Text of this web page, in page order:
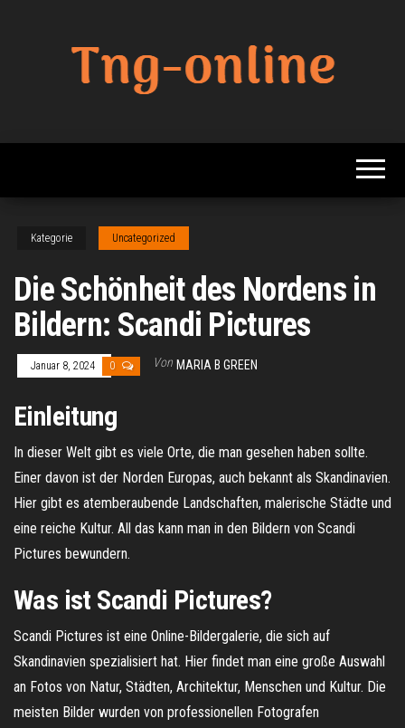
Online
Kategorie Uncategorized
Die Schönheit des Nordens in
Bildern: Scandi Pictures
Januar 8, 2024 0 Von MARIA B GREEN
Einleitung
In dieser Welt gibt es viele Orte, die man gesehen haben sollte.
Einer davon ist der Norden Europas, auch bekannt als Skandinavien.
Hier gibt es atemberaubende Landschaften, malerische Städte und
eine reiche Kultur. All das kann man in den Bildern von Scandi
Pictures bewundern.
Was ist Scandi Pictures?
Scandi Pictures ist eine Online-Bildergalerie, die sich auf
Skandinavien spezialisiert hat. Hier findet man eine große Auswahl
an Fotos von Natur, Städten, Architektur, Menschen und Kultur. Die
meisten Bilder wurden von professionellen Fotografen